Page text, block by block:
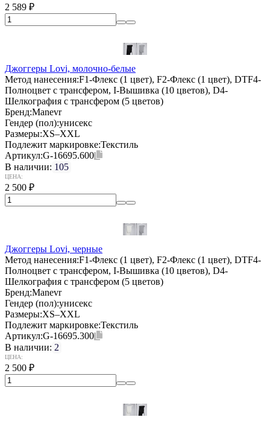
2 589 ₽
Джоггеры Lovi, молочно-белые
Метод нанесения:F1-Флекс (1 цвет), F2-Флекс (1 цвет), DTF4-
Полноцвет с трансфером, I-Вышивка (10 цветов), D4-
Шелкография с трансфером (5 цветов)
Бренд:Manevr
Гендер (пол):унисекс
Размеры:XS–XXL
Подлежит маркировке:Текстиль
Артикул:G-16695.600
В наличии: 105
ЦЕНА:
2 500 ₽
Джоггеры Lovi, черные
Метод нанесения:F1-Флекс (1 цвет), F2-Флекс (1 цвет), DTF4-
Полноцвет с трансфером, I-Вышивка (10 цветов), D4-
Шелкография с трансфером (5 цветов)
Бренд:Manevr
Гендер (пол):унисекс
Размеры:XS–XXL
Подлежит маркировке:Текстиль
Артикул:G-16695.300
В наличии: 2
ЦЕНА:
2 500 ₽